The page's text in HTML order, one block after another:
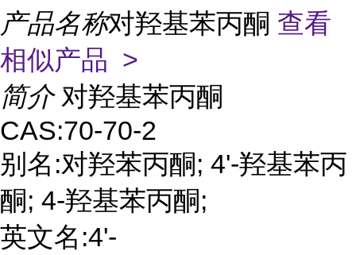
产品名称对羟基苯丙酮 查看
相似产品 >
简介 对羟基苯丙酮
CAS:70-70-2
别名:对羟苯丙酮; 4'-羟基苯丙
酮; 4-羟基苯丙酮;
英文名:4'-